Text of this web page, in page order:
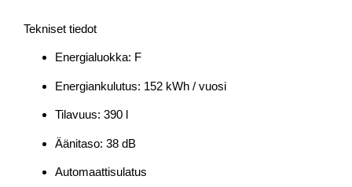
Tekniset tiedot
Energialuokka: F
Energiankulutus: 152 kWh / vuosi
Tilavuus: 390 l
Äänitaso: 38 dB
Automaattisulatus